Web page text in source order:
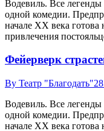
Водевиль. Все
одной комедии.
начале ХХ века
привлечения
Фейерверк
By Театр "Благодать"
Водевиль. Все
одной комедии.
начале ХХ века